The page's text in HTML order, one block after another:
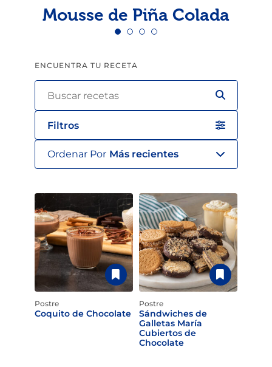
Mousse de Piña Colada
ENCUENTRA TU RECETA
Filtros
Ordenar Por Más recientes
Postre
Coquito de Chocolate
Postre
Sándwiches de
Galletas María
Cubiertos de
Chocolate